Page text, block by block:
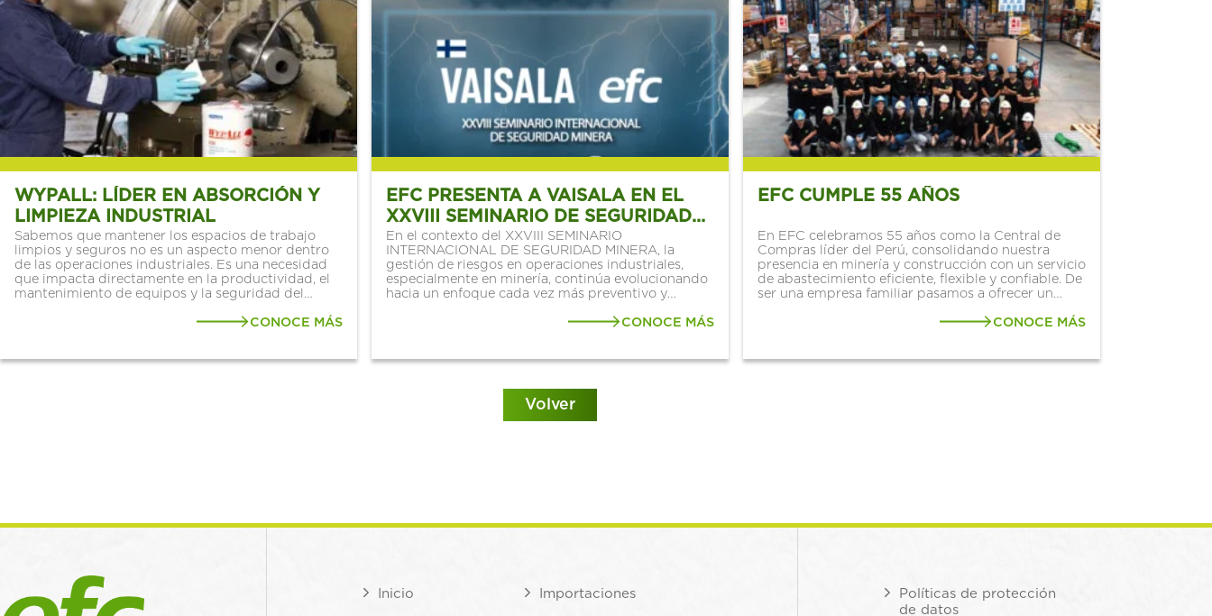
WYPALL: LÍDER EN ABSORCIÓN Y
LIMPIEZA INDUSTRIAL
Sabemos que mantener los espacios de trabajo
limpios y seguros no es un aspecto menor dentro
de las operaciones industriales. Es una necesidad
que impacta directamente en la productividad, el
mantenimiento de equipos y la seguridad del
soluciones confiables como los pañosCONOCE MÁS
EFC PRESENTA A VAISALA EN EL
XXVIII SEMINARIO DE SEGURIDAD
MINERA
En el contexto del XXVIII SEMINARIO
INTERNACIONAL DE SEGURIDAD MINERA, la
gestión de riesgos en operaciones industriales,
especialmente en minería, continúa evolucionando
hacia un enfoque cada vez más preventivo y
con seguridad, no solo implica el uso de equipos
CONOCE MÁS
EFC CUMPLE 55 AÑOS
En EFC celebramos 55 años como la Central de
Compras líder del Perú, consolidando nuestra
presencia en minería y construcción con un servicio
de abastecimiento eficiente, flexible y confiable. De
ser una empresa familiar pasamos a ofrecer un
miles de requerimientos diarios con un...CONOCE MÁS
Volver
Inicio Importaciones
Políticas de protección
de datos